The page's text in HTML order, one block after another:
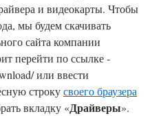
и видеокарты. Чтобы
мы будем скачивать
сайта компании
перейти по ссылке -
или ввести
строкусвоего браузера
вкладку «Драйверы».